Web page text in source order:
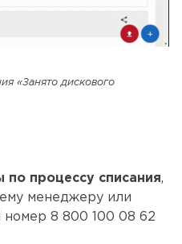
«Занято дискового
по процессу списания,
менеджеру или
номер 8 800 100 08 62